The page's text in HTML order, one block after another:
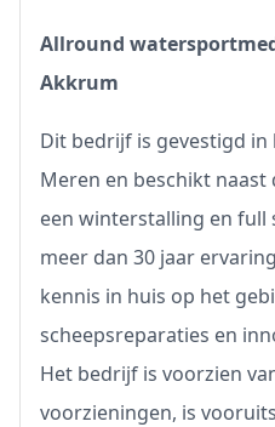
Allround
Akkrum
Dit bedrijf is gevestigd in
Meren en beschikt
een winterstalling en full
meer dan 30 jaar
kennis in huis op het
scheepsreparaties en
Het bedrijf is voorzien
voorzieningen, is